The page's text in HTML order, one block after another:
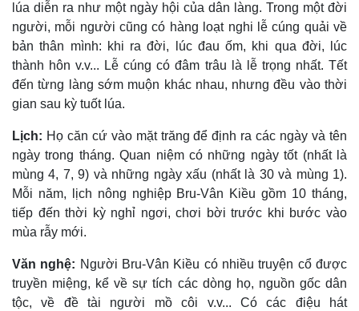
lúa diễn ra như một ngày hội của dân làng. Trong một đời
người, mỗi người cũng có hàng loạt nghi lễ cúng quải về
bản thân mình: khi ra đời, lúc đau ốm, khi qua đời, lúc
thành hôn v.v... Lễ cúng có đâm trâu là lễ trọng nhất. Tết
đến từng làng sớm muộn khác nhau, nhưng đều vào thời
gian sau kỳ tuốt lúa.
Lịch: Họ căn cứ vào mặt trăng để định ra các ngày và tên
ngày trong tháng. Quan niệm có những ngày tốt (nhất là
mùng 4, 7, 9) và những ngày xấu (nhất là 30 và mùng 1).
Mỗi năm, lịch nông nghiệp Bru-Vân Kiều gồm 10 tháng,
tiếp đến thời kỳ nghỉ ngơi, chơi bời trước khi bước vào
mùa rẫy mới.
Văn nghệ: Người Bru-Vân Kiều có nhiều truyện cổ được
truyền miệng, kể về sự tích các dòng họ, nguồn gốc dân
tộc, về đề tài người mồ côi v.v... Có các điệu hát